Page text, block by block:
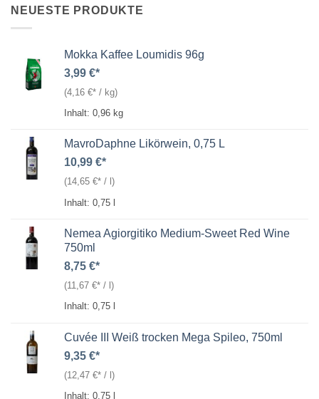
NEUESTE PRODUKTE
Mokka Kaffee Loumidis 96g
3,99 €
(4,16 € / kg)
Inhalt: 0,96 kg
MavroDaphne Likörwein, 0,75 L
10,99 €
(14,65 € / )
Inhalt: 0,75 l
Nemea Agiorgitiko Medium-Sweet Red Wine
750ml
8,75 €
(11,67 € / )
Inhalt: 0,75
Cuvée III Weiß trocken Mega Spileo, 750ml
9,35 €
(12,47 € / )
Inhalt: 0,75